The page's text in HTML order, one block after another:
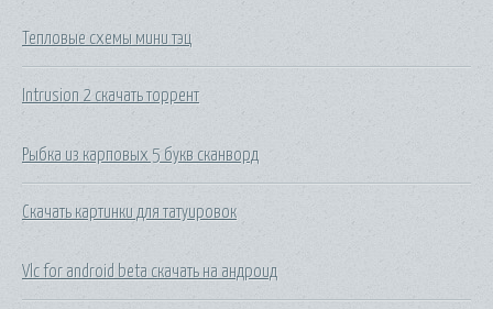
Тепловые схемы мини тэц
Intrusion 2 скачать торрент
Рыбка из карповых 5 букв сканворд
Скачать картинки для татуировок
Vlc for android beta скачать на андроид